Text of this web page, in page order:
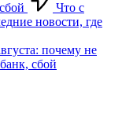
Что с
новости, где
почему не
сбой